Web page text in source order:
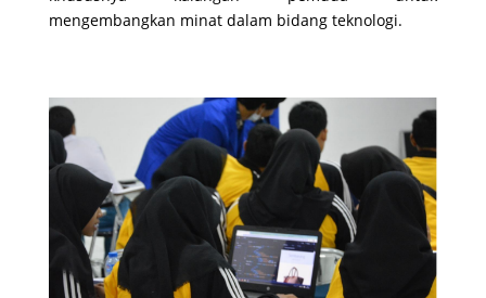
mengembangkan minat dalam bidang teknologi.